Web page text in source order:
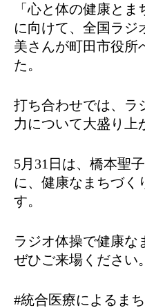
「心と体の健康とま
に向けて、全国ラジ
美さんが町田市役所
た。
打ち合わせでは、ラ
力について大盛り上
5月31日は、橋本聖
に、健康なまちづく
す。
ラジオ体操で健康な
ぜひご来場ください。
#統合医療によるま